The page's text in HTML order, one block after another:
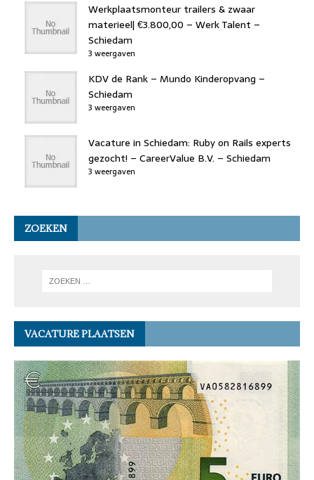
Werkplaatsmonteur trailers & zwaar
materieel| €3.800,00 – Werk Talent –
Schiedam
3 weergaven
KDV de Rank – Mundo Kinderopvang –
Schiedam
3 weergaven
Vacature in Schiedam: Ruby on Rails experts
gezocht! – CareerValue B.V. – Schiedam
3 weergaven
ZOEKEN
VACATURE PLAATSEN